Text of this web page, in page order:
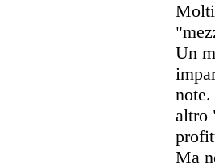
Molti
Un
altro
Ma